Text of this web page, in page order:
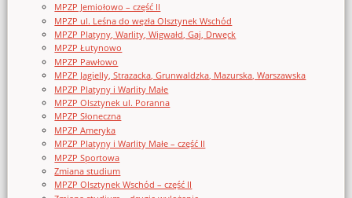
MPZP Jemiołowo – część II
MPZP ul. Leśna do węzła Olsztynek Wschód
MPZP Platyny, Warlity, Wigwałd, Gaj, Drwęck
MPZP Łutynowo
MPZP Pawłowo
MPZP Jagielly, Strazacka, Grunwaldzka, Mazurska, Warszawska
MPZP Platyny i Warlity Małe
MPZP Olsztynek ul. Poranna
MPZP Słoneczna
MPZP Ameryka
MPZP Platyny i Warlity Małe – część II
MPZP Sportowa
Zmiana studium
MPZP Olsztynek Wschód – część II